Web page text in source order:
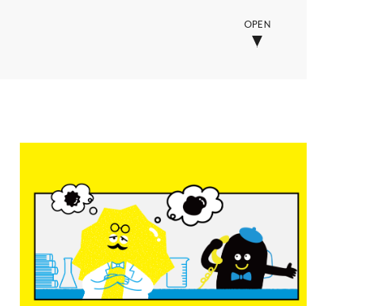
OPEN
レット・会社案内 フライヤー・チラシ・DM
ランディングページ 動画・ムービー